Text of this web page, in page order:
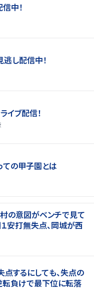
中！
し配信中！
イブ配信！
ての甲子園とは
の意図がベンチで見て
安打無失点、岡城が西
点するにしても、失点の
転負けで最下位に転落